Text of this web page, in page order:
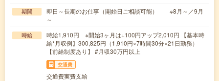
期間
即日～長期のお仕事（開始日ご相談可能） ※8月～／9月
～
時給
時給1,910円 ※開始3ヶ月は+100円アップ2,010円 【基本時
給*月収例】300,825円（1,910円×7時間30分×21日勤務）
【前給制度あり】 #月収30万円以上
交通費
交通費実費支給